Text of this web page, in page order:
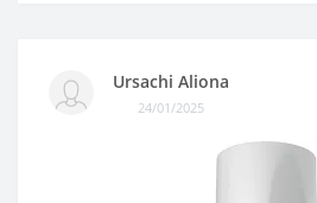
Ursachi Aliona
24/01/2025